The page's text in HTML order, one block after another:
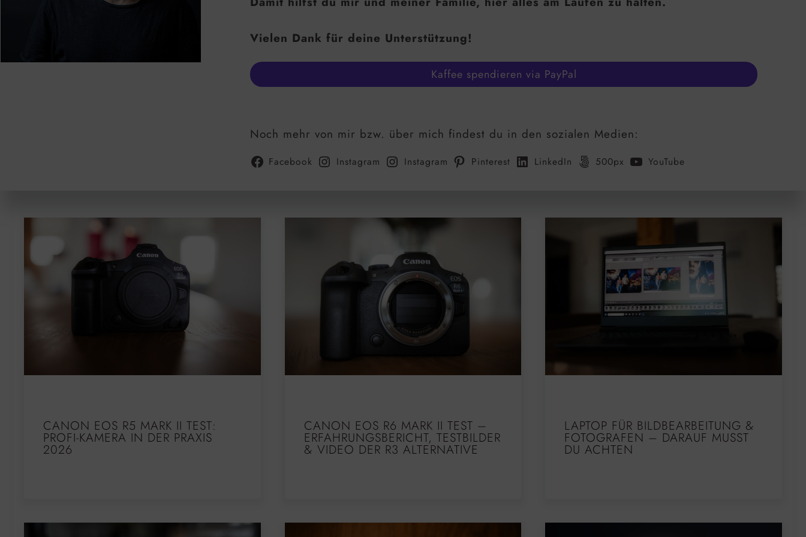
Vielen Dank für deine Unterstützung!
Kaffee spendieren via PayPal
Noch mehr von mir bzw. über mich findest du in den sozialen Medien:
Facebook Instagram Instagram Pinterest LinkedIn 500px YouTube
CANON EOS R5 MARK II TEST:
PROFI-KAMERA IN DER PRAXIS
2026
CANON EOS R6 MARK II TEST –
ERFAHRUNGSBERICHT, TESTBILDER
& VIDEO DER R3 ALTERNATIVE
LAPTOP FÜR BILDBEARBEITUNG &
FOTOGRAFEN – DARAUF MUSST
DU ACHTEN